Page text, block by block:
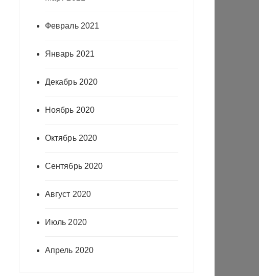
Февраль 2021
Январь 2021
Декабрь 2020
Ноябрь 2020
Октябрь 2020
Сентябрь 2020
Август 2020
Июль 2020
Апрель 2020